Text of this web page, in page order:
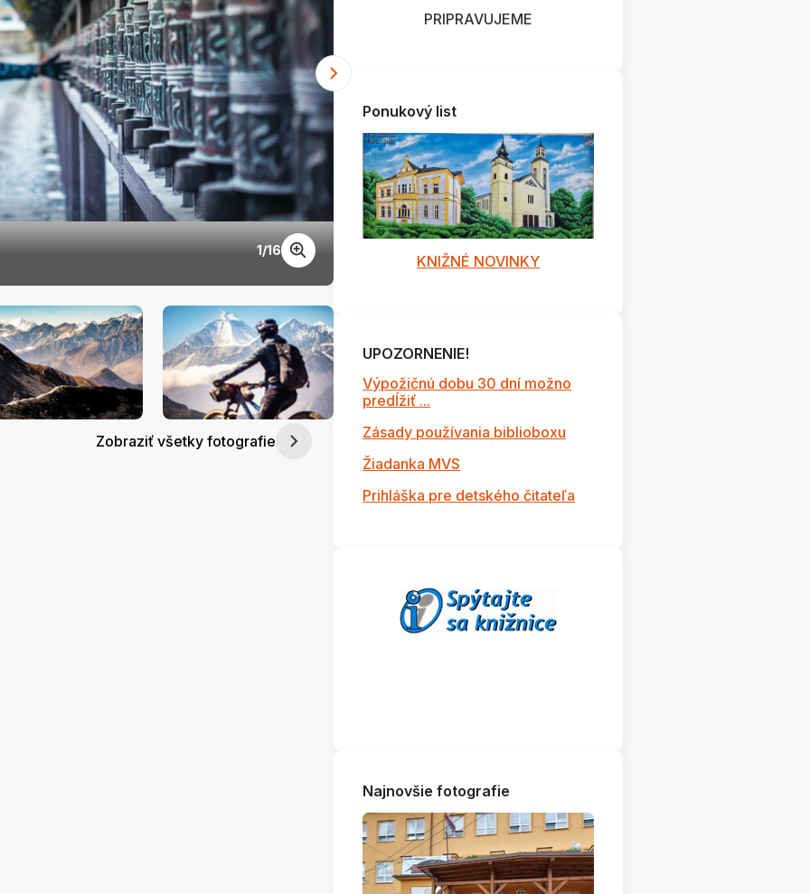
1/16
Zobraziť všetky fotografie
PRIPRAVUJEME
Ponukový list
KNIŽNÉ NOVINKY
UPOZORNENIE!
Výpožičnú dobu 30 dní možno
predĺžiť ...
Zásady používania biblioboxu
Žiadanka MVS
Prihláška pre detského čitateľa
Najnovšie fotografie